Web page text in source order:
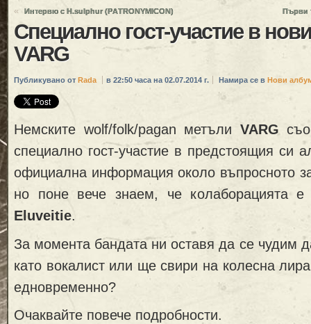
« Интервю с H.sulphur (PАTRONYMICON) Първи
Специално гост-участие в
VARG
Публикувано от Rada в 22:50 часа на 02.07.2014 г. Намира се в Нови
Немските wolf/folk/pagan метъли VARG
специално гост-участие в предстоящия си
официална информация около въпросното
но поне вече знаем, че колаборацията
Eluveitie.
За момента бандата ни оставя да се чудим
като вокалист или ще свири на колесна
едновременно?
Очаквайте повече подробности.